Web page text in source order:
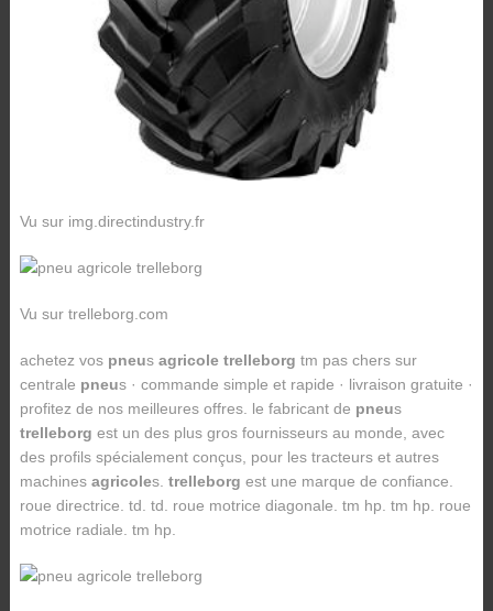
Vu sur img.directindustry.fr
Vu sur trelleborg.com
achetez vos pneus agricole trelleborg tm pas chers sur
centrale pneus · commande simple et rapide · livraison gratuite ·
profitez de nos meilleures offres. le fabricant de pneus
trelleborg est un des plus gros fournisseurs au monde, avec
des profils spécialement conçus, pour les tracteurs et autres
machines agricoles. trelleborg est une marque de confiance.
roue directrice. td. td. roue motrice diagonale. tm hp. tm hp. roue
motrice radiale. tm hp.